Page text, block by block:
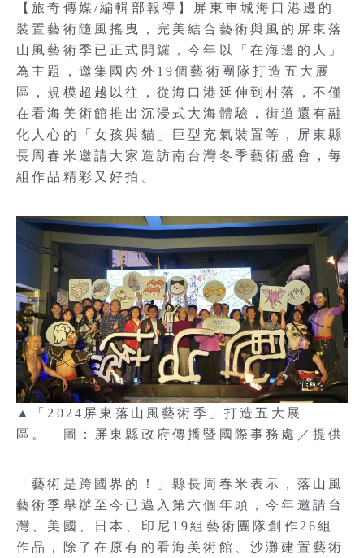
【旅奇傳媒/編輯部報導】屏東車城海口港邊的
裝置藝術隨風搖曳，完美結合藝術與風的屏東落
山風藝術季已正式開鑼，今年以「在海邊的人」
為主題，邀集國內外19個藝術團隊打造五大展
區，規模超越以往，從海口港延伸到村落，不僅
在看海美術館推出沉浸式大海體驗，街道還有融
化人心的「女孩與貓」巨型充氣裝置等，屏東縣
長周春米邀請大家造訪南台灣冬季藝術盛會，每
組作品精彩又好拍。
▲「2024屏東落山風藝術季」打造五大展
區。 圖：屏東縣政府傳播暨國際事務處／提供
「藝術是跨國界的！」縣長周春米表示，落山風
藝術季舉辦至今已邁入第六個年頭，今年邀請台
灣、美國、日本、印尼19組藝術團隊創作26組
作品，除了在原有的看海美術館、沙灘建置藝術